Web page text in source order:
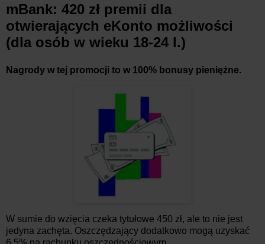
mBank: 420 zł premii dla
otwierających eKonto możliwości
(dla osób w wieku 18-24 l.)
Nagrody w tej promocji to w 100% bonusy pieniężne.
W sumie do wzięcia czeka tytułowe 450 zł, ale to nie jest
jedyna zachęta. Oszczędzający dodatkowo mogą uzyskać